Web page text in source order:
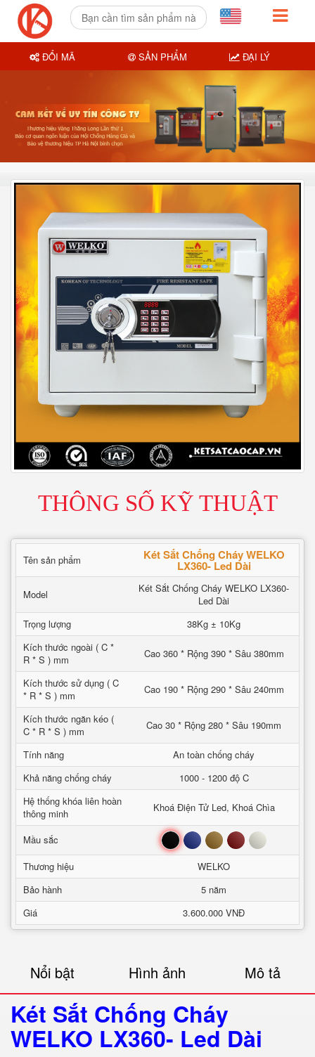
THÔNG SỐ KỸ THUẬT
Tên sản phẩm Két Sắt Chống Cháy WELKO
LX360- Led Dài
Model
Két Sắt Chống Cháy WELKO LX360-
Led Dài
Trọng lượng
38Kg ± 10Kg
Kích thước ngoài ( C *
R * S ) mm
Cao 360 * Rộng 390 * Sâu 380mm
Kích thước sử dụng ( C
* R * S ) mm
Cao 190 * Rộng 290 * Sâu 240mm
Kích thước ngăn kéo (
C * R * S ) mm
Cao 30 * Rộng 280 * Sâu 190mm
Tính năng
An toàn chống cháy
Khả năng chống cháy
1000 - 1200 độ C
Hệ thống khóa liên hoàn
thông minh
Khoá Điện Tử Led, Khoá Chìa
Mầu sắc Đen Xanh Nâu Đỏ Trắng
Thương hiệu
WELKO
Bảo hành
5 năm
Giá
3.600.000 VNĐ
Nổi bật Hình ảnh Mô tả
Két Sắt Chống Cháy
WELKO LX360- Led Dài
ĐỔI MÃ SẢN PHẨM ĐẠI LÝ